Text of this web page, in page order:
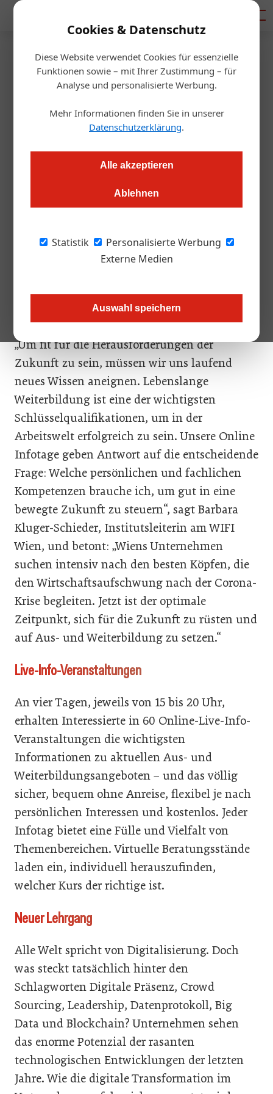
Cookies & Datenschutz
Diese Website verwendet Cookies für essenzielle
Funktionen sowie – mit Ihrer Zustimmung – für
Analyse und personalisierte Werbung.
Mehr Informationen finden Sie in unserer
Datenschutzerklärung.
Alle akzeptieren
Ablehnen
Statistik
Personalisierte Werbung
Externe Medien
Auswahl speichern
Startseite/Gastro & Hotel
WIFI Wien präsentiert
Kursprogramm 2021
Von 18. bis 21. Jänner können Interessierte kostenlos an den
virtuellen Infotagen teilnehmen und komfortabel Aus- und
Weiterbildung ist der Schlüssel zum Erfolg:
Wien Online-Infotage unter
www.wifiwien.at/online-infotage
„Um fit für die Herausforderungen der
Zukunft zu sein, müssen wir uns laufend
neues Wissen aneignen. Lebenslange
Weiterbildung ist eine der wichtigsten
Schlüsselqualifikationen, um in der
Arbeitswelt erfolgreich zu sein. Unsere Online
Infotage geben Antwort auf die entscheidende
Frage: Welche persönlichen und fachlichen
Kompetenzen brauche ich, um gut in eine
bewegte Zukunft zu steuern“, sagt Barbara
Kluger-Schieder, Institutsleiterin am WIFI
Wien, und betont: „Wiens Unternehmen
suchen intensiv nach den besten Köpfen, die
den Wirtschaftsaufschwung nach der Corona-
Krise begleiten. Jetzt ist der optimale
Zeitpunkt, sich für die Zukunft zu rüsten und
auf Aus- und Weiterbildung zu setzen.“
Live-Info-Veranstaltungen
An vier Tagen, jeweils von 15 bis 20 Uhr,
erhalten Interessierte in 60 Online-Live-Info-
Veranstaltungen die wichtigsten
Informationen zu aktuellen Aus- und
Weiterbildungsangeboten − und das völlig
sicher, bequem ohne Anreise, flexibel je nach
persönlichen Interessen und kostenlos. Jeder
Infotag bietet eine Fülle und Vielfalt von
Themenbereichen. Virtuelle Beratungsstände
laden ein, individuell herauszufinden,
welcher Kurs der richtige ist.
Neuer Lehrgang
Alle Welt spricht von Digitalisierung. Doch
was steckt tatsächlich hinter den
Schlagworten Digitale Präsenz, Crowd
Sourcing, Leadership, Datenprotokoll, Big
Data und Blockchain? Unternehmen sehen
das enorme Potenzial der rasanten
technologischen Entwicklungen der letzten
Jahre. Wie die digitale Transformation im